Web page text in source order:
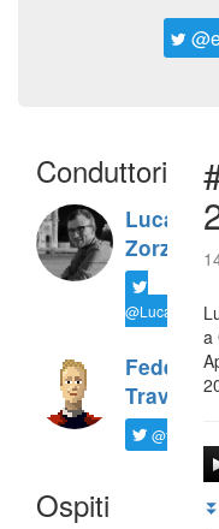
Conduttori
Luca
Zorzi
@LucaTNT
Federico
Travaini
@ftrava
Ospiti
a